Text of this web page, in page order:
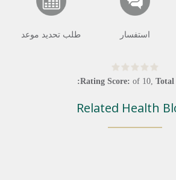
استفسار طلب تحديد موعد
Rating Score: of 10, Total
Related Health